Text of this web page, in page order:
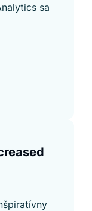
sa